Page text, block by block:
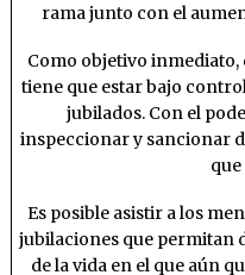
rama junto con el
Como objetivo inmediato,
tiene que estar bajo
jubilados. Con el
inspeccionar y sancionar
Es posible asistir a los
jubilaciones que permitan
de la vida en el que aún